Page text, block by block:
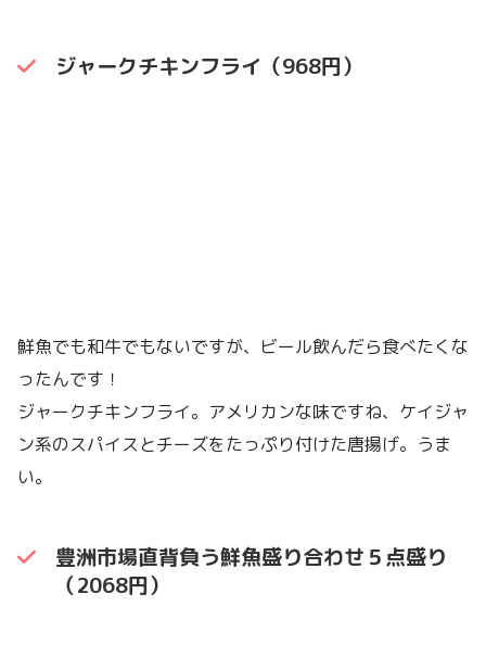
ジャークチキンフライ（968円）
鮮魚でも和牛でもないですが、ビール飲んだら食べたくな
ったんです！
ジャークチキンフライ。アメリカンな味ですね、ケイジャ
ン系のスパイスとチーズをたっぷり付けた唐揚げ。うま
い。
豊洲市場直背負う鮮魚盛り合わせ５点盛り
（2068円）